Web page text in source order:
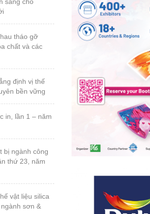
chất và các
bền vững
thứ 23, năm
sơn &